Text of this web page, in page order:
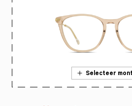
Selecteer